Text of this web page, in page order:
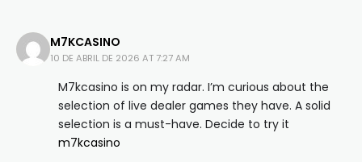
M7KCASINO
10 DE ABRIL DE 2026 AT 7:27 AM
M7kcasino is on my radar. I’m curious about the
selection of live dealer games they have. A solid
selection is a must-have. Decide to try it
m7kcasino